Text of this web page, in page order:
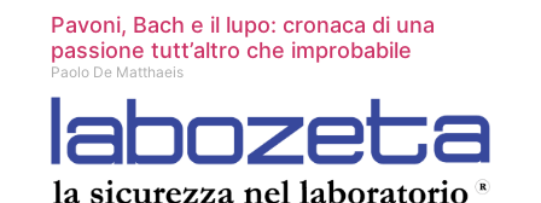
Pavoni, Bach e il lupo: cronaca di una
passione tutt’altro che improbabile
Paolo De Matthaeis